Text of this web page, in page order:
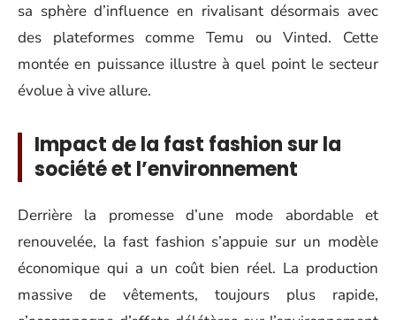
sa sphère d’influence en rivalisant désormais avec
des plateformes comme Temu ou Vinted. Cette
montée en puissance illustre à quel point le secteur
évolue à vive allure.
Impact de la fast fashion sur la
société et l’environnement
Derrière la promesse d’une mode abordable et
renouvelée, la fast fashion s’appuie sur un modèle
économique qui a un coût bien réel. La production
massive de vêtements, toujours plus rapide,